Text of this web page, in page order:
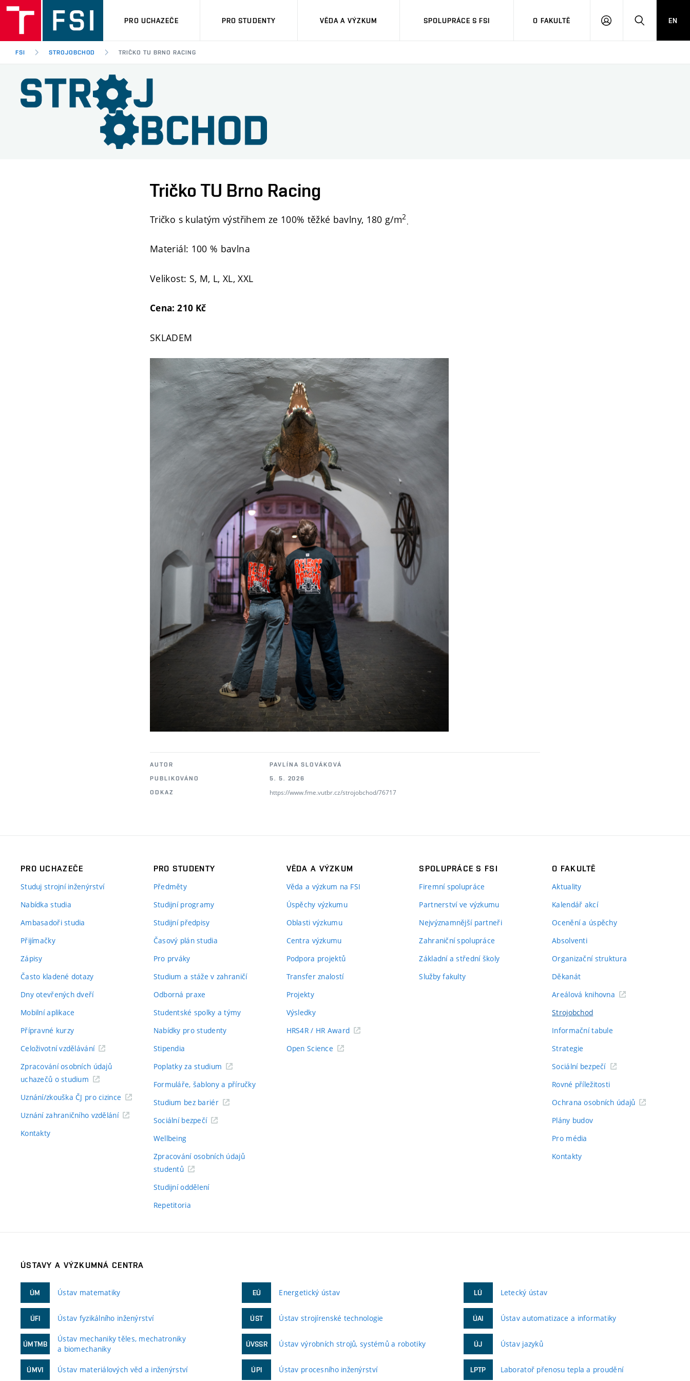
PRO UCHAZEČE PRO STUDENTY VĚDA A VÝZKUM SPOLUPRÁCE S FSI O FAKULTĚ
PŘIHLÁŠENÍHLEDAT
EN
FSI STROJOBCHOD TRIČKO TU BRNO RACING
Tričko TU Brno Racing
Tričko s kulatým výstřihem ze 100% těžké bavlny, 180 g/m2
.
Materiál: 100 % bavlna
Velikost: S, M, L, XL, XXL
Cena: 210 Kč
SKLADEM
AUTOR
PAVLÍNA SLOVÁKOVÁ
PUBLIKOVÁNO
5. 5. 2026
ODKAZ
https://www.fme.vutbr.cz/strojobchod/76717
PRO UCHAZEČE
Studuj strojní inženýrství
Nabídka studia
Ambasadoři studia
Přijímačky
Zápisy
Často kladené dotazy
Dny otevřených dveří
Mobilní aplikace
Přípravné kurzy
Celoživotní vzdělávání
Zpracování osobních údajů
uchazečů o studium
Uznání/zkouška ČJ pro cizince
Uznání zahraničního vzdělání
Kontakty
PRO STUDENTY
Předměty
Studijní programy
Studijní předpisy
Časový plán studia
Pro prváky
Studium a stáže v zahraničí
Odborná praxe
Studentské spolky a týmy
Nabídky pro studenty
Stipendia
Poplatky za studium
Formuláře, šablony a příručky
Studium bez bariér
Sociální bezpečí
Wellbeing
Zpracování osobních údajů
studentů
Studijní oddělení
Repetitoria
VĚDA A VÝZKUM
Věda a výzkum na FSI
Úspěchy výzkumu
Oblasti výzkumu
Centra výzkumu
Podpora projektů
Transfer znalostí
Projekty
Výsledky
HRS4R / HR Award
Open Science
SPOLUPRÁCE S FSI
Firemní spolupráce
Partnerství ve výzkumu
Nejvýznamnější partneři
Zahraniční spolupráce
Základní a střední školy
Služby fakulty
O FAKULTĚ
Aktuality
Kalendář akcí
Ocenění a úspěchy
Absolventi
Organizační struktura
Děkanát
Areálová knihovna
Strojobchod
Informační tabule
Strategie
Sociální bezpečí
Rovné příležitosti
Ochrana osobních údajů
Plány budov
Pro média
Kontakty
ÚSTAVY A VÝZKUMNÁ CENTRA
ÚM Ústav matematiky
ÚFI Ústav fyzikálního inženýrství
ÚMTMB
Ústav mechaniky těles, mechatroniky
a biomechaniky
ÚMVI Ústav materiálových věd a inženýrství
EÚ Energetický ústav
ÚST Ústav strojírenské technologie
ÚVSSR Ústav výrobních strojů, systémů a robotiky
ÚPI Ústav procesního inženýrství
LÚ Letecký ústav
ÚAI Ústav automatizace a informatiky
ÚJ Ústav jazyků
LPTP Laboratoř přenosu tepla a proudění